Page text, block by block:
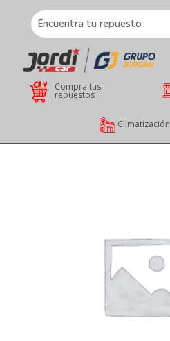
Compra tus
repuestos
Climatización